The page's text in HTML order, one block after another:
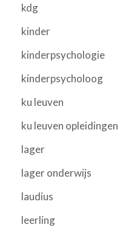
kdg
kinder
kinderpsychologie
kinderpsycholoog
ku leuven
ku leuven opleidingen
lager
lager onderwijs
laudius
leerling